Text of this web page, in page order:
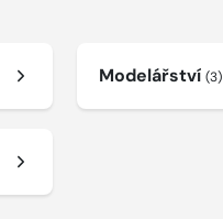
Modelářství(3)